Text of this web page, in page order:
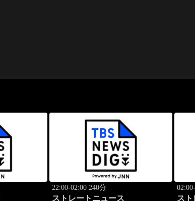
22:00-02:00 240分
ストレートニュース ス